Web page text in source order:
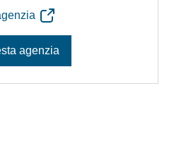
agenzia